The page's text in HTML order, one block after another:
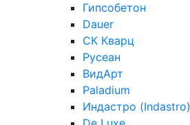
Гипсобетон
Dauer
СК Кварц
Русеан
ВидАрт
Paladium
Индастро (Indastro)